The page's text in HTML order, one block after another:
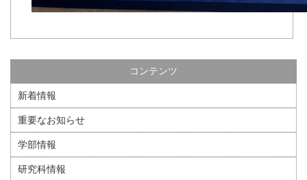
コンテンツ
新着情報
重要なお知らせ
学部情報
研究科情報